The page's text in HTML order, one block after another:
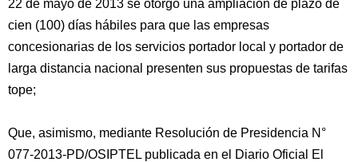
22 de mayo de 2013 se otorgó una ampliación de plazo de
cien (100) días hábiles para que las empresas
concesionarias de los servicios portador local y portador de
larga distancia nacional presenten sus propuestas de tarifas
tope;
Que, asimismo, mediante Resolución de Presidencia N°
077-2013-PD/OSIPTEL publicada en el Diario Oficial El